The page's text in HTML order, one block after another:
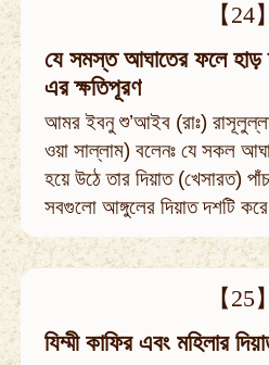
【24】
যে সমস্ত আঘাতের ফলে হাড়
এর ক্ষতিপূরণ
আমর ইবনু শু’আইব (রাঃ)
ওয়া সাল্লাম) বলেনঃ যে সকল
হয়ে উঠে তার দিয়াত (খেসারত)
সবগুলো আঙ্গুলের দিয়াত দশটি
【25】
যিম্মী কাফির এবং মহিলার